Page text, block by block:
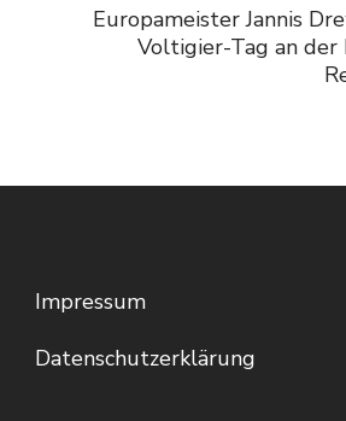
Europameister Jannis
Voltigier-Tag an der
Impressum
Datenschutzerklärung